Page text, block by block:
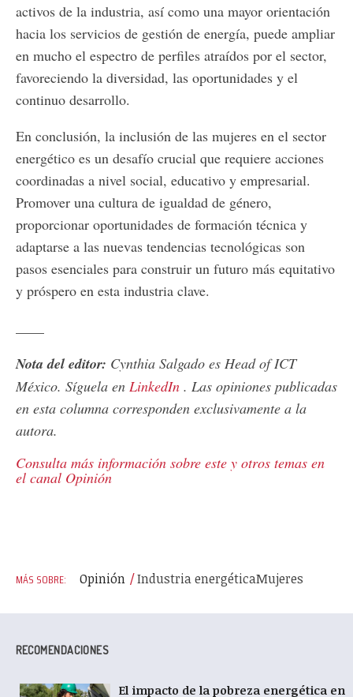
activos de la industria, así como una mayor orientación
hacia los servicios de gestión de energía, puede ampliar
en mucho el espectro de perfiles atraídos por el sector,
favoreciendo la diversidad, las oportunidades y el
continuo desarrollo.
En conclusión, la inclusión de las mujeres en el sector
energético es un desafío crucial que requiere acciones
coordinadas a nivel social, educativo y empresarial.
Promover una cultura de igualdad de género,
proporcionar oportunidades de formación técnica y
adaptarse a las nuevas tendencias tecnológicas son
pasos esenciales para construir un futuro más equitativo
y próspero en esta industria clave.
Nota del editor: Cynthia Salgado es Head of ICT
México. Síguela en LinkedIn . Las opiniones publicadas
en esta columna corresponden exclusivamente a la
autora.
Consulta más información sobre este y otros temas en
el canal Opinión
Opinión Industria energéticaMujeres
RECOMENDACIONES
El impacto de la pobreza energética en